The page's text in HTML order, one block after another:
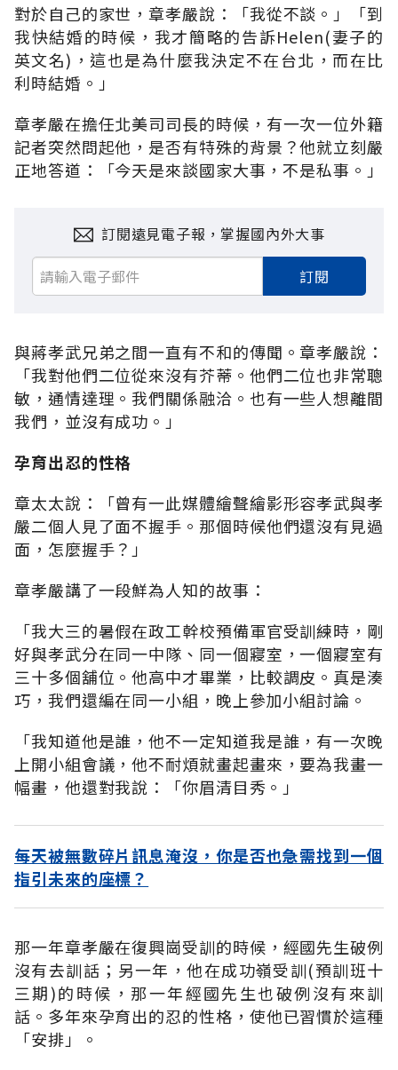
對於自己的家世，章孝嚴說：「我從不談。」「到
我快結婚的時候，我才簡略的告訴Helen(妻子的
英文名)，這也是為什麼我決定不在台北，而在比
利時結婚。」
章孝嚴在擔任北美司司長的時候，有一次一位外籍
記者突然問起他，是否有特殊的背景？他就立刻嚴
正地答道：「今天是來談國家大事，不是私事。」
訂閱遠見電子報，掌握國內外大事
訂閱
與蔣孝武兄弟之間一直有不和的傳聞。章孝嚴說：
「我對他們二位從來沒有芥蒂。他們二位也非常聰
敏，通情達理。我們關係融洽。也有一些人想離間
我們，並沒有成功。」
孕育出忍的性格
章太太說：「曾有一此媒體繪聲繪影形容孝武與孝
嚴二個人見了面不握手。那個時候他們還沒有見過
面，怎麼握手？」
章孝嚴講了一段鮮為人知的故事：
「我大三的暑假在政工幹校預備軍官受訓練時，剛
好與孝武分在同一中隊、同一個寢室，一個寢室有
三十多個舖位。他高中才畢業，比較調皮。真是湊
巧，我們還編在同一小組，晚上參加小組討論。
「我知道他是誰，他不一定知道我是誰，有一次晚
上開小組會議，他不耐煩就畫起畫來，要為我畫一
幅畫，他還對我說：「你眉清目秀。」
每天被無數碎片訊息淹沒，你是否也急需找到一個
指引未來的座標？
那一年章孝嚴在復興崗受訓的時候，經國先生破例
沒有去訓話；另一年，他在成功嶺受訓(預訓班十
三期)的時候，那一年經國先生也破例沒有來訓
話。多年來孕育出的忍的性格，使他已習慣於這種
「安排」。